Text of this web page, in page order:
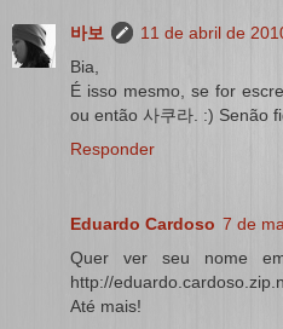
바보
11 de abril de
Bia,
É isso mesmo, se for
ou então 사쿠라. :) Senão
Responder
Eduardo Cardoso 7 de
Quer ver seu nome
http://
Até mais!